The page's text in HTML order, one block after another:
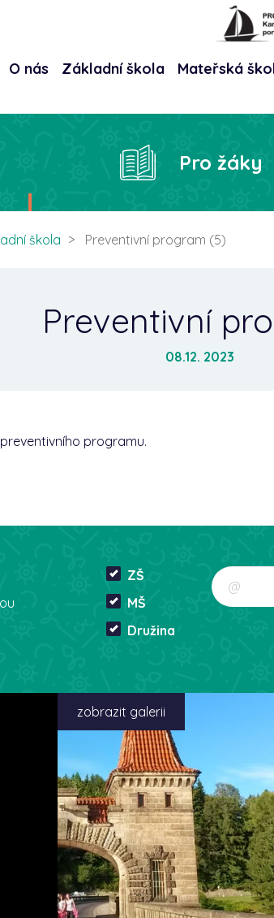
O nás Základní škola Mateřská
Pro žáky
škola Preventivní program (5)
Preventivní
08.12. 2023
programu.
ZŠ
MŠ
Družina
zobrazit galerii